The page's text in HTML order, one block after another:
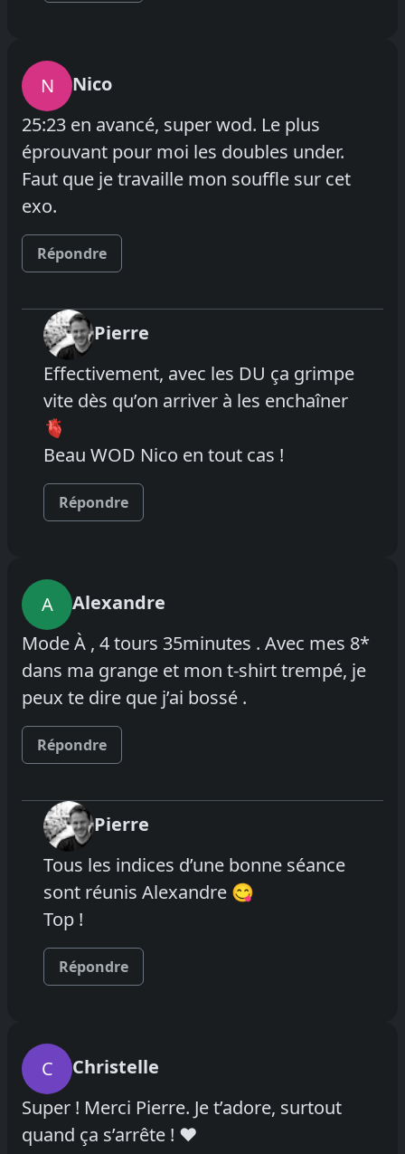
N
Nico
25:23 en avancé, super wod. Le plus
éprouvant pour moi les doubles under.
Faut que je travaille mon souffle sur cet
exo.
Répondre
Pierre
Effectivement, avec les DU ça grimpe
vite dès qu’on arriver à les enchaîner
🫀
Beau WOD Nico en tout cas !
Répondre
A
Alexandre
Mode À , 4 tours 35minutes . Avec mes 8*
dans ma grange et mon t-shirt trempé, je
peux te dire que j’ai bossé .
Répondre
Pierre
Tous les indices d’une bonne séance
sont réunis Alexandre 😋
Top !
Répondre
C
Christelle
Super ! Merci Pierre. Je t’adore, surtout
quand ça s’arrête ! ❤️